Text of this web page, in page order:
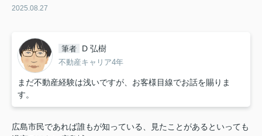
2025.08.27
筆者 D 弘樹
不動産キャリア4年
まだ不動産経験は浅いですが、お客様目線でお話を賜りま
す。
広島市民であれば誰もが知っている、見たことがあるといっても